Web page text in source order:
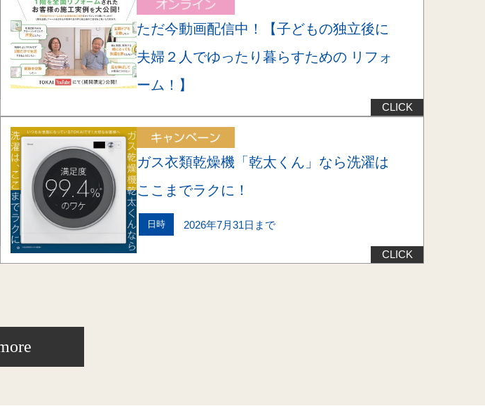
ただ今動画配信中！【子どもの独立後に
夫婦２人でゆったり暮らすための リフォ
ーム！】
ガス衣類乾燥機「乾太くん」なら洗濯は
ここまでラクに！
日時 2026年7月31日まで